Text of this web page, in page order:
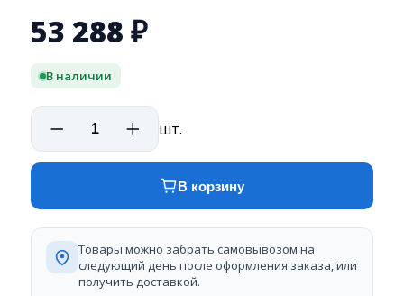
53 288 ₽
В наличии
шт.
В корзину
Товары можно забрать самовывозом на
следующий день после оформления заказа, или
получить доставкой.